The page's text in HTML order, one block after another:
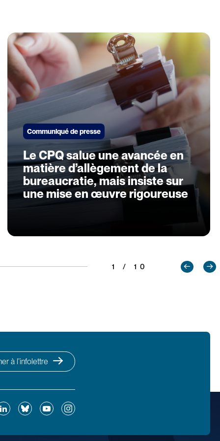
Communiqué de presse
Le CPQ salue une avancée en
matière d’allègement de la
bureaucratie, mais insiste sur
une mise en œuvre rigoureuse
1 / 10
à l’infolettre
BlueskyYouTubeInstagram